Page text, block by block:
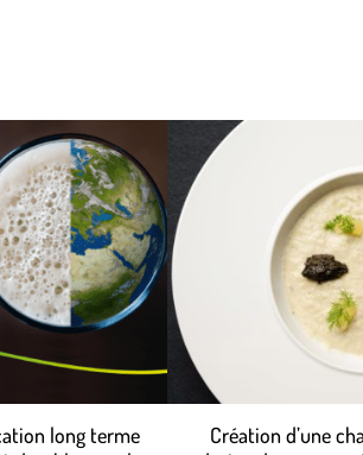
long terme
Création d’une